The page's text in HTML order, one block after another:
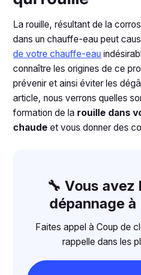
La rouille, résultant de la
dans un chauffe-eau peut
de votre chauffe-eau
connaître les origines de ce
prévenir et ainsi éviter les
article, nous verrons quelles
formation de la rouille dans
chaude et vous donner des
🔧 Vous
dépannage à
Faites appel à Coup de
rappelle dans les